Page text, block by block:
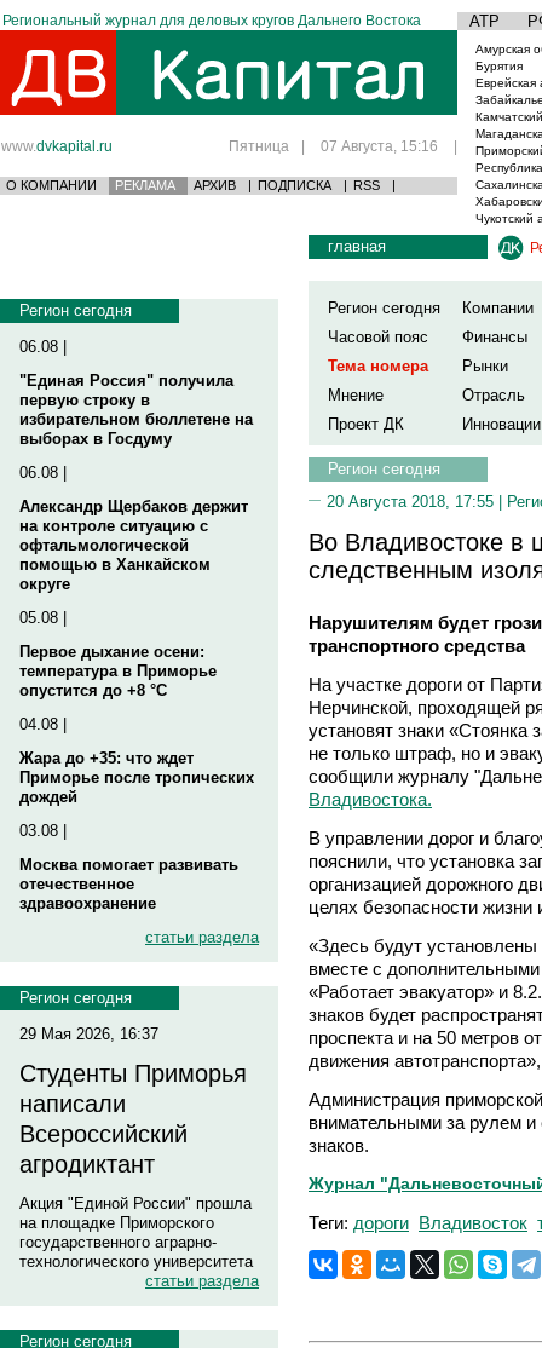
Региональный журнал для деловых кругов Дальнего Востока АТР
www.dvkapital.ru Пятница | 07 Августа, 15:16 |
О КОМПАНИИ РЕКЛАМА АРХИВ | ПОДПИСКА | RSS |
Амурская
Бурятия
Еврейская
Чукотский
Регион сегодня
06.08 |
"Единая Россия" получила
первую строку в
избирательном бюллетене на
выборах в Госдуму
06.08 |
Александр Щербаков держит
на контроле ситуацию с
офтальмологической
помощью в Ханкайском
округе
05.08 |
Первое дыхание осени:
температура в Приморье
опустится до +8 °C
04.08 |
Жара до +35: что ждет
Приморье после тропических
дождей
03.08 |
Москва помогает развивать
отечественное
здравоохранение
статьи раздела
Регион сегодня
29 Мая 2026, 16:37
Студенты Приморья
написали
Всероссийский
агродиктант
Акция "Единой России" прошла
на площадке Приморского
государственного аграрно-
технологического университета
статьи раздела
Регион сегодня
главная
Регион сегодня
Компании
Часовой пояс
Финансы
Тема номера
Рынки
Мнение
Отрасль
Проект ДК
Инновации
Регион сегодня
20 Августа 2018, 17:55 |
Во Владивостоке в
следственным
Нарушителям будет
транспортного средства
На участке дороги от
Нерчинской, проходящей
установят знаки «Стоянка
не только штраф, но и
сообщили журналу
Владивостока.
В управлении дорог и
пояснили, что установка
организацией дорожного
целях безопасности жизни
«Здесь будут
вместе с
«Работает эвакуатор» и
знаков будет
проспекта и на 50 метров
движения
Администрация
внимательными за рулем
знаков.
Журнал
Теги: дороги Владивосток